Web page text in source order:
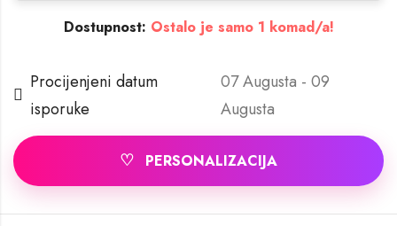
Dostupnost: Ostalo je samo 1 komad/a!
Procijenjeni datum
isporuke
07 Augusta - 09
Augusta
♡ PERSONALIZACIJA